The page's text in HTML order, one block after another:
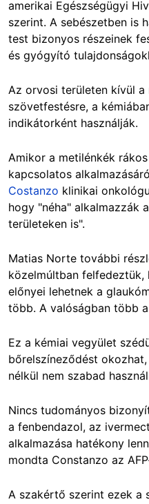
amerikai Egészségügyi
szerint. A sebészetben is
test bizonyos részeinek
és gyógyító
Az orvosi területen kívül
szövetfestésre, a
indikátorként használják.
Amikor a metilénkék
kapcsolatos
Costanzo klinikai
hogy "néha" alkalmazzák
területeken is".
Matias Norte további
közelmúltban felfedeztük,
előnyei lehetnek a
több. A valóságban több
Ez a kémiai vegyület
bőrelszíneződést
nélkül nem szabad
Nincs tudományos
a fenbendazol, az
alkalmazása hatékony
mondta Constanzo az
A szakértő szerint ezek a